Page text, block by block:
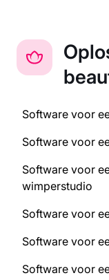
Software voor
Software voor
Software voor
wimperstudio
Software voor
Software voor
Software voor